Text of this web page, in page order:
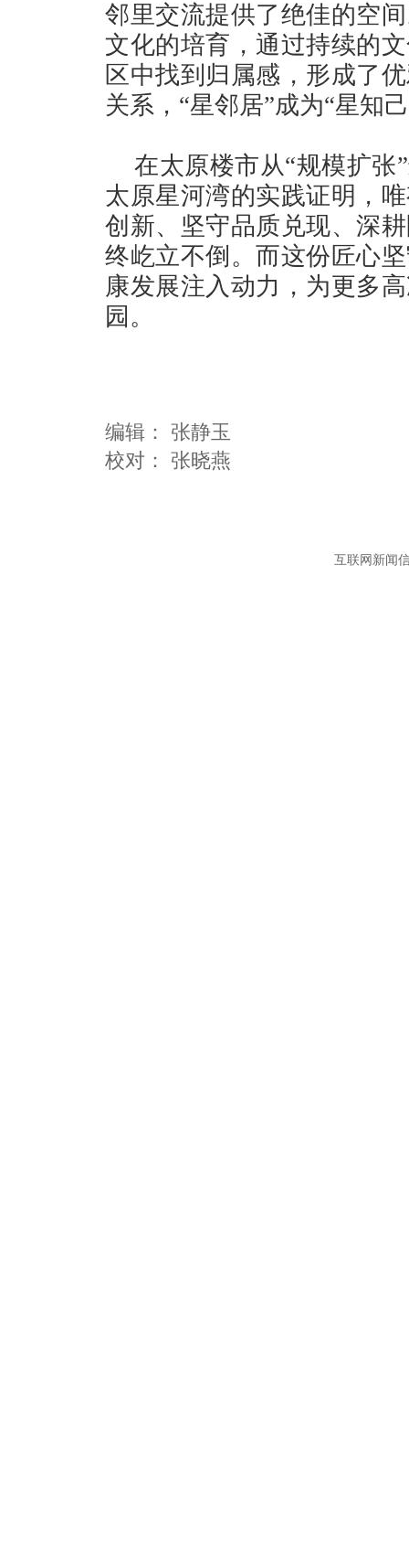
邻里交流提供了绝佳的空
文化的培育，通过持续的
区中找到归属感，形成了
关系，“星邻居”成为“星知
在太原楼市从“规模扩张
太原星河湾的实践证明，
创新、坚守品质兑现、深
终屹立不倒。而这份匠心
康发展注入动力，为更多
园。
编辑： 张静玉
互联网新闻